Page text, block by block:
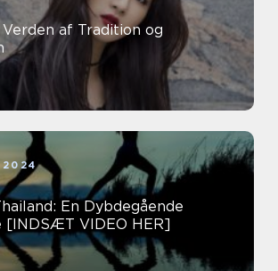
Verden af Tradition og
En Dybdegående
[INDSÆT VIDEO HER]